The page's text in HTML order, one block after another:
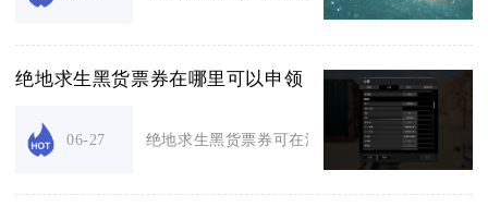
绝地求生黑货票券在哪里可以申领
06-27 绝地求生黑货票券可在游戏内商城、活动中心、